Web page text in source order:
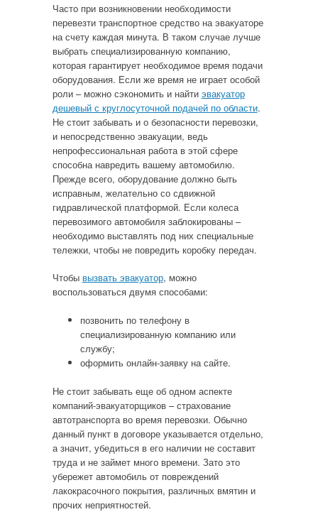
Часто при возникновении необходимости
перевезти транспортное средство на эвакуаторе
на счету каждая минута. В таком случае лучше
выбрать специализированную компанию,
которая гарантирует необходимое время подачи
оборудования. Если же время не играет особой
роли – можно сэкономить и найти эвакуатор
дешевый с круглосуточной подачей по области.
Не стоит забывать и о безопасности перевозки,
и непосредственно эвакуации, ведь
непрофессиональная работа в этой сфере
способна навредить вашему автомобилю.
Прежде всего, оборудование должно быть
исправным, желательно со сдвижной
гидравлической платформой. Если колеса
перевозимого автомобиля заблокированы –
необходимо выставлять под них специальные
тележки, чтобы не повредить коробку передач.
Чтобы вызвать эвакуатор, можно
воспользоваться двумя способами:
позвонить по телефону в
специализированную компанию или
службу;
оформить онлайн-заявку на сайте.
Не стоит забывать еще об одном аспекте
компаний-эвакуаторщиков – страхование
автотранспорта во время перевозки. Обычно
данный пункт в договоре указывается отдельно,
а значит, убедиться в его наличии не составит
труда и не займет много времени. Зато это
убережет автомобиль от повреждений
лакокрасочного покрытия, различных вмятин и
прочих неприятностей.